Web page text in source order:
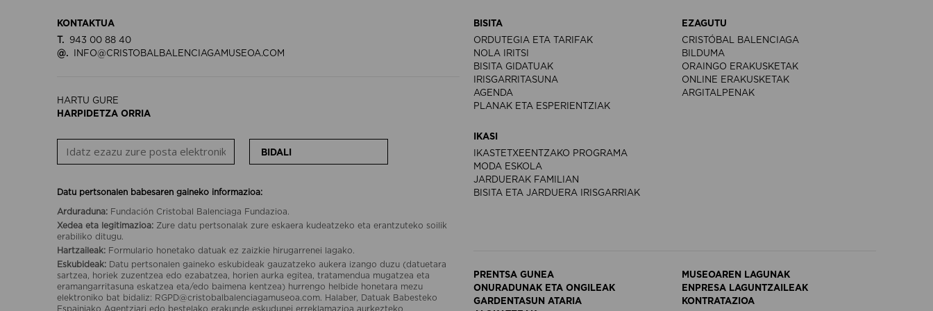
KONTAKTUA
T.
943 00 88 40
@.
INFO@CRISTOBALBALENCIAGAMUSEOA.COM
HARTU GURE
HARPIDETZA ORRIA
BIDALI
Datu pertsonalen babesaren gaineko informazioa:
Arduraduna: Fundación Cristobal Balenciaga Fundazioa.
Xedea eta legitimazioa: Zure datu pertsonalak zure eskaera kudeatzeko eta erantzuteko soilik
erabiliko ditugu.
Hartzaileak: Formulario honetako datuak ez zaizkie hirugarrenei lagako.
Eskubideak: Datu pertsonalen gaineko eskubideak gauzatzeko aukera izango duzu (datuetara
sartzea, horiek zuzentzea edo ezabatzea, horien aurka egitea, tratamendua mugatzea eta
eramangarritasuna eskatzea eta/edo baimena kentzea) hurrengo helbide honetara mezu
elektroniko bat bidaliz: RGPD@cristobalbalenciagamuseoa.com. Halaber, Datuak Babesteko
Espainiako Agentziari edo bestelako erakunde eskudunei erreklamazioa aurkezteko
BISITA
ORDUTEGIA ETA TARIFAK
NOLA IRITSI
BISITA GIDATUAK
IRISGARRITASUNA
AGENDA
PLANAK ETA ESPERIENTZIAK
EZAGUTU
CRISTÓBAL BALENCIAGA
BILDUMA
ORAINGO ERAKUSKETAK
ONLINE ERAKUSKETAK
ARGITALPENAK
IKASI
IKASTETXEENTZAKO PROGRAMA
MODA ESKOLA
JARDUERAK FAMILIAN
BISITA ETA JARDUERA IRISGARRIAK
PRENTSA GUNEA
MUSEOAREN LAGUNAK
ONURADUNAK ETA ONGILEAK
ENPRESA LAGUNTZAILEAK
GARDENTASUN ATARIA
KONTRATAZIOA